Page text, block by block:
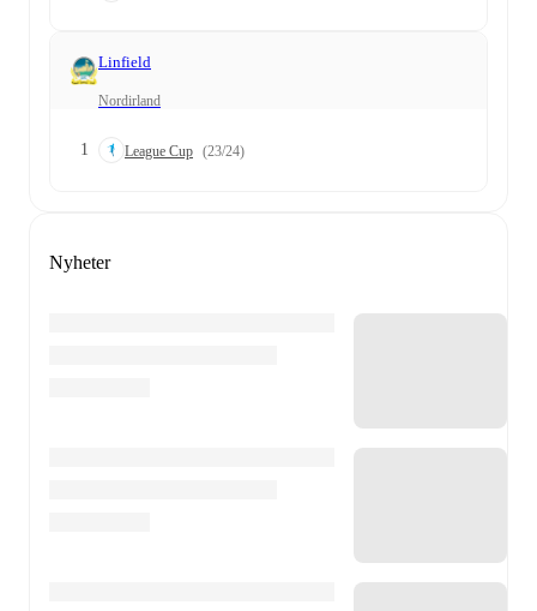
Linfield
Nordirland
1 League Cup (23/24)
Nyheter